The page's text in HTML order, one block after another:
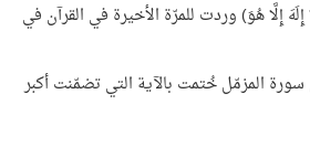
إِلَّا هُوَ) وردت للمرّة الأخيرة في القرآن في
رقم 73 وهي سورة المزمّل خُتمت بالآية التي تضمّنت أكبر